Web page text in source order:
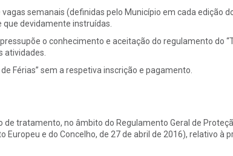
semanais (definidas pelo Município em cada edição
que devidamente instruídas.
o conhecimento e aceitação do regulamento do
atividades.
Férias” sem a respetiva inscrição e pagamento.
de tratamento, no âmbito do Regulamento Geral de
Europeu e do Concelho, de 27 de abril de 2016), relativo à